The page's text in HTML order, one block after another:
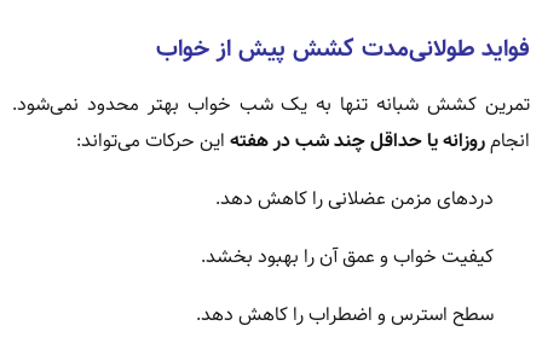
فواید طولانی‌مدت کشش پیش از خواب
تمرین کشش شبانه تنها به یک شب خواب بهتر محدود نمی‌شود.
انجامروزانه یا حداقل چند شب در هفته این حرکات می‌تواند:
دردهای مزمن عضلانی را کاهش دهد.
کیفیت خواب و عمق آن را بهبود بخشد.
سطح استرس و اضطراب را کاهش دهد.